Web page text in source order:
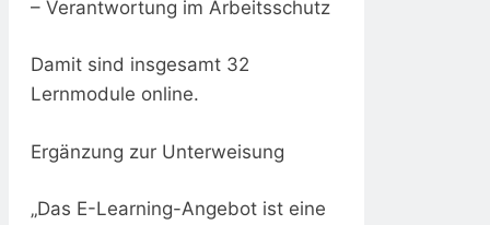
– Verantwortung im Arbeitsschutz
Damit sind insgesamt 32
Lernmodule online.
Ergänzung zur Unterweisung
„Das E-Learning-Angebot ist eine